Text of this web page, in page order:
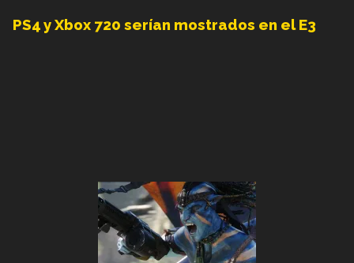
PS4 y Xbox 720 serían mostrados en el E3